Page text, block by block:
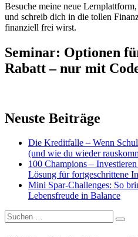
Besuche meine neue
und schreib dich in die tollen
finanziell frei wirst.
Seminar: Optionen
Rabatt – nur mit
Neuste Beiträge
Die Kreditfalle – Wenn
(und wie du wieder
100 Champions –
Lösung für fortgeschrittene
Mini Spar-Challenges: So
Lebensfreude in Balance
Suchen
nach: